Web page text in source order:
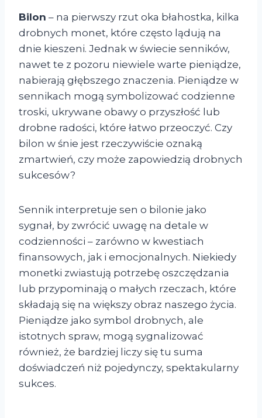
Bilon – na pierwszy rzut oka błahostka, kilka
drobnych monet, które często lądują na
dnie kieszeni. Jednak w świecie senników,
nawet te z pozoru niewiele warte pieniądze,
nabierają głębszego znaczenia. Pieniądze w
sennikach mogą symbolizować codzienne
troski, ukrywane obawy o przyszłość lub
drobne radości, które łatwo przeoczyć. Czy
bilon w śnie jest rzeczywiście oznaką
zmartwień, czy może zapowiedzią drobnych
sukcesów?
Sennik interpretuje sen o bilonie jako
sygnał, by zwrócić uwagę na detale w
codzienności – zarówno w kwestiach
finansowych, jak i emocjonalnych. Niekiedy
monetki zwiastują potrzebę oszczędzania
lub przypominają o małych rzeczach, które
składają się na większy obraz naszego życia.
Pieniądze jako symbol drobnych, ale
istotnych spraw, mogą sygnalizować
również, że bardziej liczy się tu suma
doświadczeń niż pojedynczy, spektakularny
sukces.